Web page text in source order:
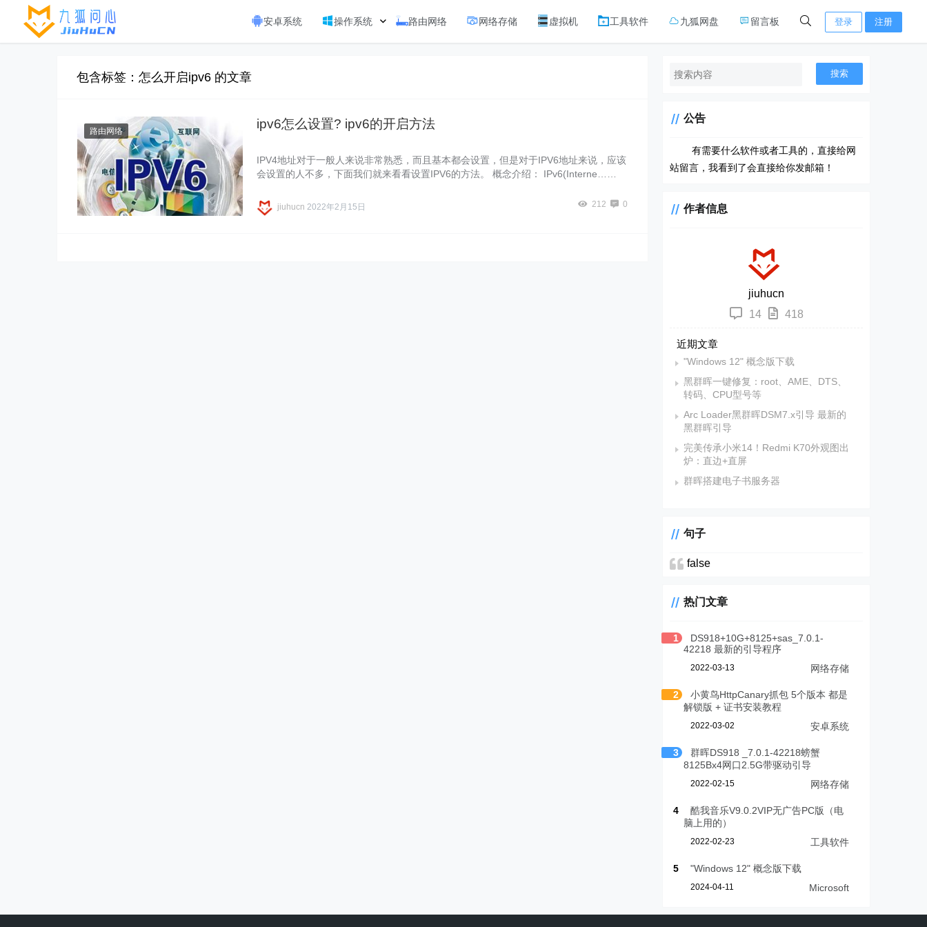
安卓系统 操作系统 路由网络 网络存储 虚拟机 工具软件 九狐网盘 留言板 登录 注册
包含标签：怎么开启ipv6 的文章
路由网络 ipv6怎么设置? ipv6的开启方法
IPV4地址对于一般人来说非常熟悉，而且基本都会设置，但是对于IPV6地址来说，应该
会设置的人不多，下面我们就来看看设置IPV6的方法。 概念介绍： IPv6(Interne……
jiuhucn 2022年2月15日 212 0
搜索
公告
有需要什么软件或者工具的，直接给网
站留言，我看到了会直接给你发邮箱！
作者信息
jiuhucn
14
418
近期文章
"Windows 12" 概念版下载
黑群晖一键修复：root、AME、DTS、
转码、CPU型号等
Arc Loader黑群晖DSM7.x引导 最新的
黑群晖引导
完美传承小米14！Redmi K70外观图出
炉：直边+直屏
群晖搭建电子书服务器
句子
false
热门文章
1
DS918+10G+8125+sas_7.0.1-
42218 最新的引导程序
2022-03-13 网络存储
2
小黄鸟HttpCanary抓包 5个版本 都是
解锁版 + 证书安装教程
2022-03-02 安卓系统
3
群晖DS918 _7.0.1-42218螃蟹
8125Bx4网口2.5G带驱动引导
2022-02-15 网络存储
4
酷我音乐V9.0.2VIP无广告PC版（电
脑上用的）
2022-02-23 工具软件
5 "Windows 12" 概念版下载
2024-04-11 Microsoft